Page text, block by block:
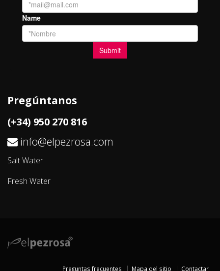
Pregúntanos
(+34) 950 270 816
info@elpezrosa.com
Salt Water
Fresh Water
Preguntas frecuentes Mapa del sitio Contactar